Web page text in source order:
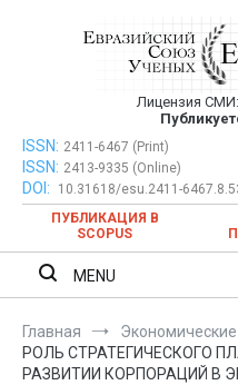
публикация
Лицензия СМИ:
Евразийский Союз
ISSN: 2411-6467 (Print)
ISSN: 2413-9335 (Online)
DOI:
10.31618/esu.2411-
ПУБЛИКАЦИЯ В
SCOPUS
MENU
Главная
Экономические
РОЛЬ СТРАТЕГИЧЕСКОГО
РАЗВИТИИ КОРПОРАЦИЙ В